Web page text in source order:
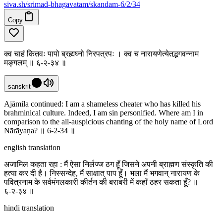
siva.sh/srimad-bhagavatam/skandam-6/2/34
Copy
क्व चाहं कितवः पापो ब्रह्मघ्नो निरपत्रपः । क्व च नारायणेत्येतद्भगवन्नाम
मङ्गलम् ॥ ६-२-३४ ॥
sanskrit
Ajāmila continued: I am a shameless cheater who has killed his
brahminical culture. Indeed, I am sin personified. Where am I in
comparison to the all-auspicious chanting of the holy name of Lord
Nārāyaṇa? ॥ 6-2-34 ॥
english translation
अजामिल कहता रहा : मैं ऐसा निर्लज्ज ठग हूँ जिसने अपनी ब्राह्मण संस्कृति की
हत्या कर दी है। निस्सन्देह, मैं साक्षात् पाप हूँ। भला मैं भगवान् नारायण के
पवित्रनाम के सर्वमंगलकारी कीर्तन की बराबरी में कहाँ ठहर सकता हूँ? ॥
६-२-३४ ॥
hindi translation